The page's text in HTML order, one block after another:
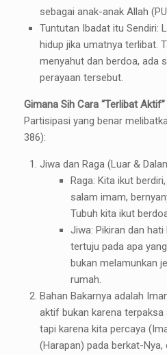
sebagai anak-anak Allah
Tuntutan Ibadat itu Sendiri:
hidup jika umatnya terlibat.
menyahut dan berdoa, ada
perayaan tersebut.
Gimana Sih Cara “Terlibat
Partisipasi yang benar
386):
Jiwa dan Raga (Luar &
Raga: Kita ikut
salam imam,
Tubuh kita ikut
Jiwa: Pikiran dan
tertuju pada apa
bukan melamunkan
rumah.
Bahan Bakarnya adalah
aktif bukan karena
tapi karena kita percaya
(Harapan) pada berkat-